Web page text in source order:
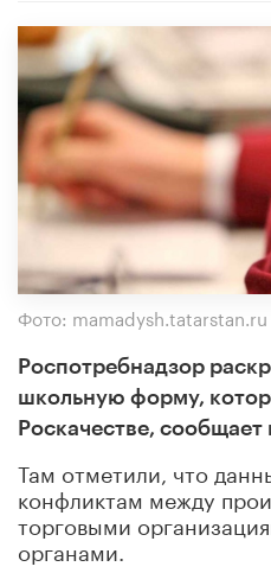
Фото: mamadysh.tatarstan.ru
Роспотребнадзор
школьную форму,
Роскачестве, сообщает
Там отметили, что
конфликтам между
торговыми
органами.